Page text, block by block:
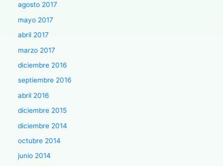
agosto 2017
mayo 2017
abril 2017
marzo 2017
diciembre 2016
septiembre 2016
abril 2016
diciembre 2015
diciembre 2014
octubre 2014
junio 2014